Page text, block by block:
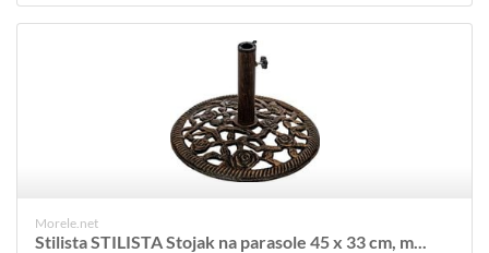
Morele.net
Stilista STILISTA Stojak na parasole 45 x 33 cm, m...